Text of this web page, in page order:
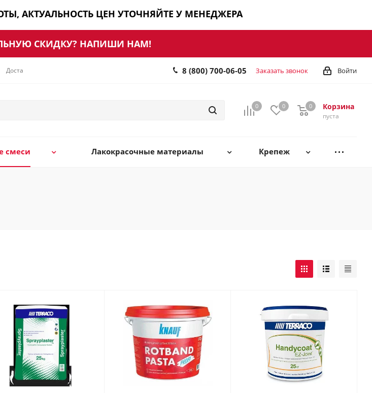
АКТУАЛЬНОСТЬ ЦЕН УТОЧНЯЙТЕ У МЕНЕДЖЕРА
СКИДКУ? НАПИШИ НАМ!
Доставка Войти
8 (800) 700-06-05 Заказать звонок
0 0 Корзина
0
пуста
0
смеси Лакокрасочные материалы Крепеж